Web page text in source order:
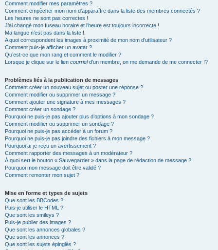
Comment modifier mes paramètres ?
Comment empêcher mon nom d’apparaître dans la liste des membres connectés ?
Les heures ne sont pas correctes !
J’ai changé mon fuseau horaire et l’heure est toujours incorrecte !
Ma langue n’est pas dans la liste !
A quoi correspondent les images à proximité de mon nom d’utilisateur ?
Comment puis-je afficher un avatar ?
Qu’est-ce que mon rang et comment le modifier ?
Lorsque je clique sur le lien courrield’un membre, on me demande de me connecter !?
Problèmes liés à la publication de messages
Comment créer un nouveau sujet ou poster une réponse ?
Comment modifier ou supprimer un message ?
Comment ajouter une signature à mes messages ?
Comment créer un sondage ?
Pourquoi ne puis-je pas ajouter plus d’options à mon sondage ?
Comment modifier ou supprimer un sondage ?
Pourquoi ne puis-je pas accéder à un forum ?
Pourquoi ne puis-je pas joindre des fichiers à mon message ?
Pourquoi ai-je reçu un avertissement ?
Comment rapporter des messages à un modérateur ?
À quoi sert le bouton « Sauvegarder » dans la page de rédaction de message ?
Pourquoi mon message doit être validé ?
Comment remonter mon sujet ?
Mise en forme et types de sujets
Que sont les BBCodes ?
Puis-je utiliser le HTML ?
Que sont les smileys ?
Puis-je publier des images ?
Que sont les annonces globales ?
Que sont les annonces ?
Que sont les sujets épinglés ?